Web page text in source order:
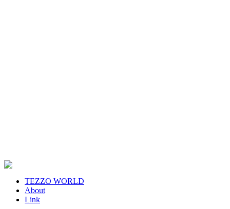
TEZZO WORLD
About
Link